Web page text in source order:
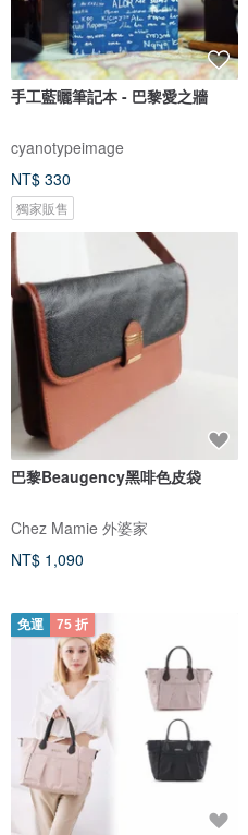
手工藍曬筆記本 - 巴黎愛之牆
cyanotypeimage
NT$ 330
獨家販售
巴黎Beaugency黑啡色皮袋
Chez Mamie 外婆家
NT$ 1,090
免運 75 折